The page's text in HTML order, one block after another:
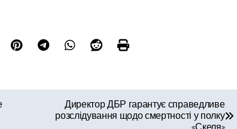
Директор ДБР гарантує справедливе
розслідування щодо смертності у полку